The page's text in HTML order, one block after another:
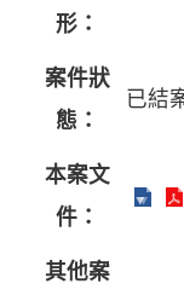
形：
案件狀
態：
已結
本案文
件：
其他案